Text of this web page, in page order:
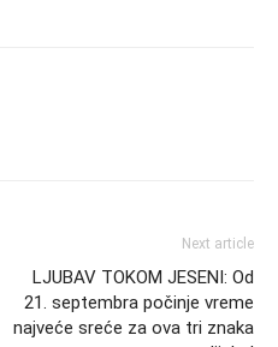
Next article
LJUBAV TOKOM JESENI: Od
21. septembra počinje vreme
najveće sreće za ova tri znaka